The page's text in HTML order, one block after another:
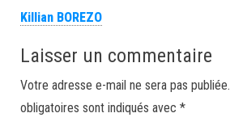
Killian BOREZO
Laisser un commentaire
Votre adresse e-mail ne sera pas publiée.
obligatoires sont indiqués avec *